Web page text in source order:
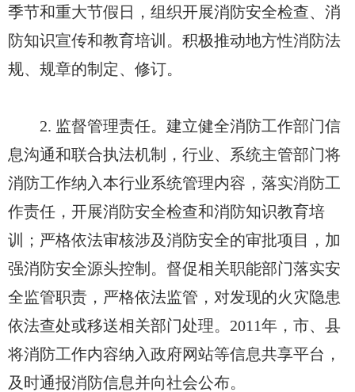
季节和重大节假日，组织开展消防安全检查、消
防知识宣传和教育培训。积极推动地方性消防法
规、规章的制定、修订。
2. 监督管理责任。建立健全消防工作部门信
息沟通和联合执法机制，行业、系统主管部门将
消防工作纳入本行业系统管理内容，落实消防工
作责任，开展消防安全检查和消防知识教育培
训；严格依法审核涉及消防安全的审批项目，加
强消防安全源头控制。督促相关职能部门落实安
全监管职责，严格依法监管，对发现的火灾隐患
依法查处或移送相关部门处理。2011年，市、县
将消防工作内容纳入政府网站等信息共享平台，
及时通报消防信息并向社会公布。